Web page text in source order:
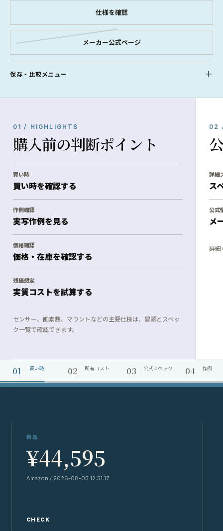
仕様を確認
メーカー公式ページ
保存・比較メニュー
01 / HIGHLIGHTS
購入前の判断ポイント
買い時
買い時を確認する
作例確認
実写作例を見る
価格確認
価格・在庫を確認する
残価想定
実質コストを試算する
センサー、画素数、マウントなどの主要仕様は、冒頭とスペッ
ク一覧で確認できます。
02
詳細
ス
公式
メ
詳細
01 買い時 02 所有コスト 03 公式スペック 04 作例
新品
¥44,595
Amazon / 2026-08-05 12:51:17
CHECK